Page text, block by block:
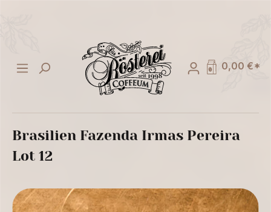
0,00 €*
Brasilien Fazenda Irmas Pereira
Lot 12